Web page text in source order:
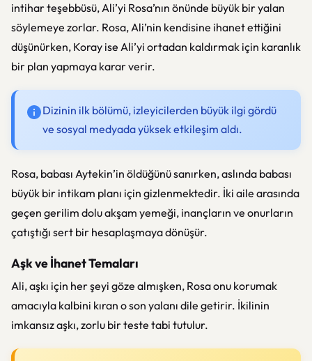
intihar teşebbüsü, Ali’yi Rosa’nın önünde büyük bir yalan
söylemeye zorlar. Rosa, Ali’nin kendisine ihanet ettiğini
düşünürken, Koray ise Ali’yi ortadan kaldırmak için karanlık
bir plan yapmaya karar verir.
Dizinin ilk bölümü, izleyicilerden büyük ilgi gördü
ve sosyal medyada yüksek etkileşim aldı.
Rosa, babası Aytekin’in öldüğünü sanırken, aslında babası
büyük bir intikam planı için gizlenmektedir. İki aile arasında
geçen gerilim dolu akşam yemeği, inançların ve onurların
çatıştığı sert bir hesaplaşmaya dönüşür.
Aşk ve İhanet Temaları
Ali, aşkı için her şeyi göze almışken, Rosa onu korumak
amacıyla kalbini kıran o son yalanı dile getirir. İkilinin
imkansız aşkı, zorlu bir teste tabi tutulur.